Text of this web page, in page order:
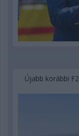
Újabb korábbi